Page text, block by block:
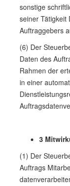
sonstige
seiner Tätigkeit
Auftraggebers
(6) Der
Daten des
Rahmen der
in einer
3
(1) Der
Auftrags